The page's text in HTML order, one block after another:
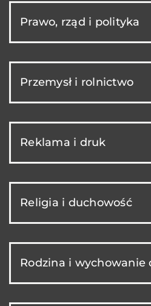
Prawo, rząd i polityka
Przemysł i rolnictwo
Reklama i druk
Religia i duchowość
Rodzina i wychowanie